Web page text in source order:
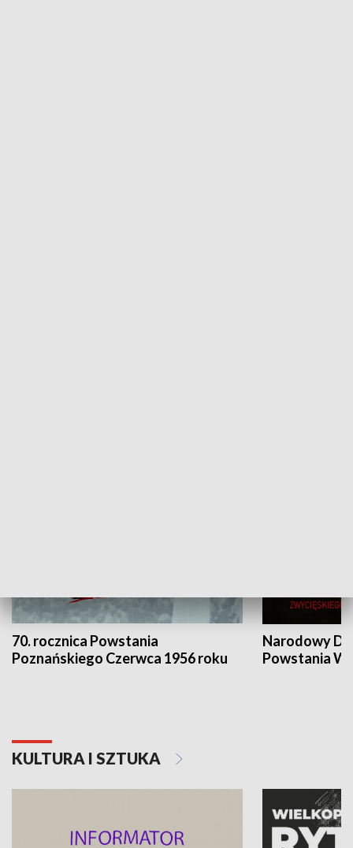
70. rocznica Powstania
Poznańskiego Czerwca 1956 roku
Narodowy
Powstania
KULTURA I SZTUKA